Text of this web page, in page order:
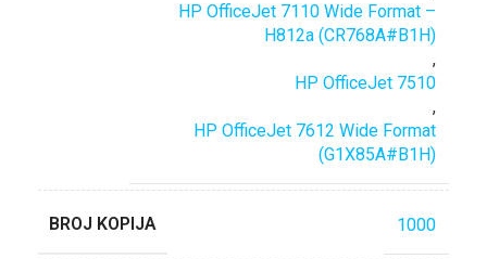
HP OfficeJet 7110 Wide Format –
H812a (CR768A#B1H)
,
HP OfficeJet 7510
,
HP OfficeJet 7612 Wide Format
(G1X85A#B1H)
BROJ KOPIJA 1000